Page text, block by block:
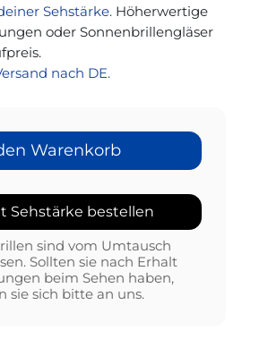
Sehstärke. Höherwertige
oder Sonnenbrillengläser
nach DE.
Warenkorb
Sehstärke bestellen
sind vom Umtausch
Sollten sie nach Erhalt
beim Sehen haben,
sie sich bitte an uns.